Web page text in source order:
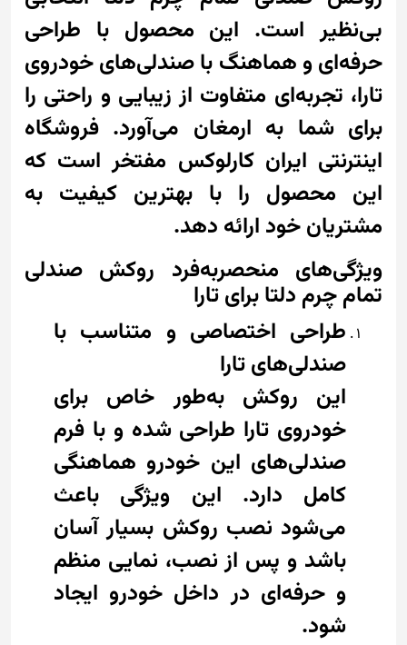
بی‌نظیر است. این محصول با طراحی
حرفه‌ای و هماهنگ با صندلی‌های خودروی
تارا، تجربه‌ای متفاوت از زیبایی و راحتی را
برای شما به ارمغان می‌آورد. فروشگاه
اینترنتی ایران کارلوکس مفتخر است که
این محصول را با بهترین کیفیت به
مشتریان خود ارائه دهد.
ویژگی‌های منحصر‌به‌فرد روکش صندلی
تمام چرم دلتا برای تارا
طراحی اختصاصی و متناسب با
صندلی‌های تارا
این روکش به‌طور خاص برای
خودروی تارا طراحی شده و با فرم
صندلی‌های این خودرو هماهنگی
کامل دارد. این ویژگی باعث
می‌شود نصب روکش بسیار آسان
باشد و پس از نصب، نمایی منظم
و حرفه‌ای در داخل خودرو ایجاد
شود.